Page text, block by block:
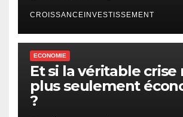
CROISSANCEINVESTISSEMENT
ECONOMIE
Et si la véritable crise
plus seulement
?